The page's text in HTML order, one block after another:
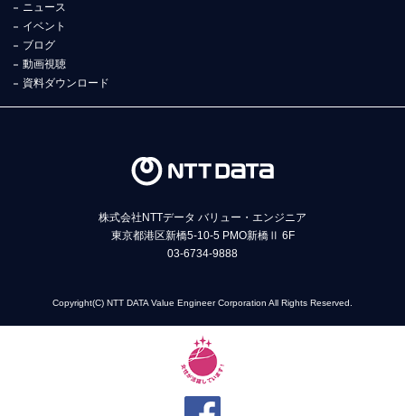
ニュース
イベント
ブログ
動画視聴
資料ダウンロード
株式会社NTTデータ バリュー・エンジニア
東京都港区新橋5-10-5 PMO新橋Ⅱ 6F
03-6734-9888
Copyright(C) NTT DATA Value Engineer Corporation All Rights Reserved.